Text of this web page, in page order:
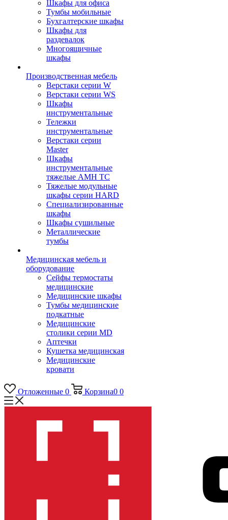
Шкафы для офиса
Тумбы мобильные
Бухгалтерские шкафы
Шкафы для
раздевалок
Многоящичные
шкафы
Производственная мебель
Верстаки серии W
Верстаки серии WS
Шкафы
инструментальные
Тележки
инструментальные
Верстаки серии
Master
Шкафы
инструментальные
тяжелые AMH TC
Тяжелые модульные
шкафы серии HARD
Cпециализированные
шкафы
Шкафы сушильные
Металлические
тумбы
Медицинская мебель и
оборудование
Сейфы термостаты
медицинские
Медицинские шкафы
Тумбы медицинские
подкатные
Медицинские
столики серии MD
Аптечки
Кушетка медицинская
Медицинские
кровати
Отложенные 0 Корзина0 0